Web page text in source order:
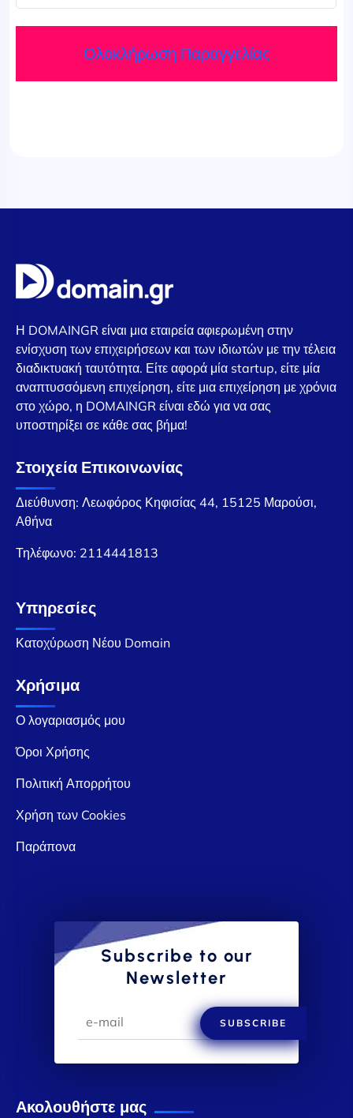
Ολοκλήρωση Παραγγελίας
Η DOMAINGR είναι μια εταιρεία αφιερωμένη στην
ενίσχυση των επιχειρήσεων και των ιδιωτών με την τέλεια
διαδικτυακή ταυτότητα. Είτε αφορά μία startup, είτε μία
αναπτυσσόμενη επιχείρηση, είτε μια επιχείρηση με χρόνια
στο χώρο, η DOMAINGR είναι εδώ για να σας
υποστηρίξει σε κάθε σας βήμα!
Στοιχεία Επικοινωνίας
Διεύθυνση: Λεωφόρος Κηφισίας 44, 15125 Μαρούσι,
Αθήνα
Τηλέφωνο: 2114441813
Υπηρεσίες
Κατοχύρωση Νέου Domain
Χρήσιμα
Ο λογαριασμός μου
Όροι Χρήσης
Πολιτική Απορρήτου
Χρήση των Cookies
Παράπονα
Subscribe to our
Newsletter
SUBSCRIBE
Ακολουθήστε μας